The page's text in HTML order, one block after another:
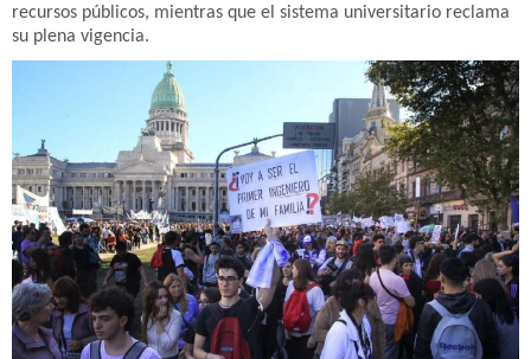
recursos públicos, mientras que el sistema universitario reclama
su plena vigencia.